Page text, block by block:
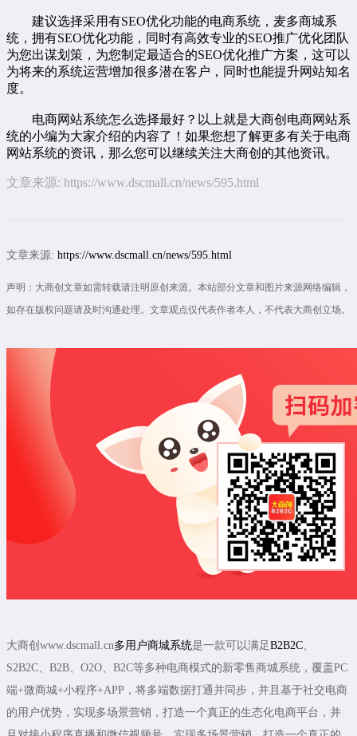
建议选择采用有SEO优化功能的电商系统，麦多商城系
统，拥有SEO优化功能，同时有高效专业的SEO推广优化团队
为您出谋划策，为您制定最适合的SEO优化推广方案，这可以
为将来的系统运营增加很多潜在客户，同时也能提升网站知名
度。
电商网站系统怎么选择最好？以上就是大商创电商网站系
统的小编为大家介绍的内容了！如果您想了解更多有关于电商
网站系统的资讯，那么您可以继续关注大商创的其他资讯。
文章来源: https://www.dscmall.cn/news/595.html
文章来源: https://www.dscmall.cn/news/595.html
声明：大商创文章如需转载请注明原创来源。本站部分文章和图片来源网络编辑，
如存在版权问题请及时沟通处理。文章观点仅代表作者本人，不代表大商创立场。
大商创www.dscmall.cn多用户商城系统是一款可以满足B2B2C、
S2B2C、B2B、O2O、B2C等多种电商模式的新零售商城系统，覆盖PC
端+微商城+小程序+APP，将多端数据打通并同步，并且基于社交电商
的用户优势，实现多场景营销，打造一个真正的生态化电商平台，并